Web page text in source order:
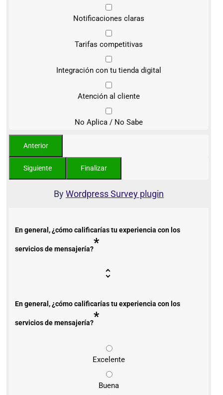
Notificaciones claras
Tarifas competitivas
Integración con tu tienda digital
Atención al cliente
No Aplica / No Sabe
ByWordpress Survey plugin
En general, ¿cómo calificarías tu experiencia con los
servicios de mensajería?*
En general, ¿cómo calificarías tu experiencia con los
servicios de mensajería?*
Excelente
Buena